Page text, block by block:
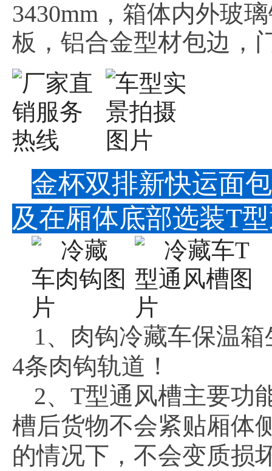
3430mm，箱体内外玻
板，铝合金型材包边，
金杯双排新快运面
及在厢体底部选装T
1、肉钩冷藏车保温
4条肉钩轨道！
2、T型通风槽主要功
槽后货物不会紧贴厢体
的情况下，不会变质损